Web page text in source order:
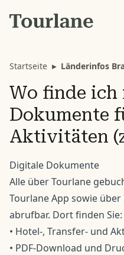
Startseite ▸ Länderinfos
Wo finde ich
Dokumente
Aktivitäten
Digitale Dokumente
Alle über Tourlane
Tourlane App sowie
abrufbar. Dort finden Sie:
• Hotel-, Transfer- und
• PDF-Download und